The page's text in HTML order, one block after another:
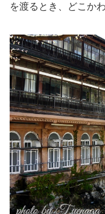
を渡るとき、どこか